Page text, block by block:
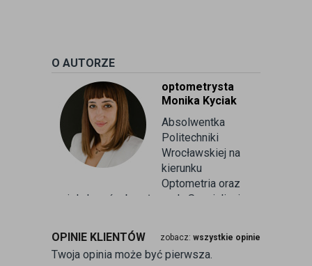
O AUTORZE
optometrysta
Monika Kyciak
Absolwentka
Politechniki
Wrocławskiej na
kierunku
Optometria oraz
wielu kursów branżowych. Specjalizuje
kontaktologii, czyli dobieraniu
soczewek kontaktowych miękkich. Od
ponad 10 lat pracuje w branży
OPINIE KLIENTÓW zobacz: wszystkie opinie
Twoja opinia może być pierwsza.